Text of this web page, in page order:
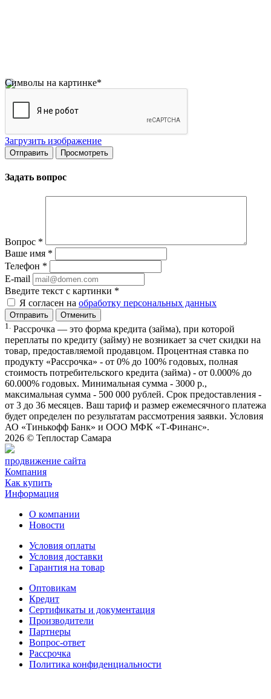
Символы на картинке*
Загрузить изображение
Задать вопрос
Вопрос *
Ваше имя *
Телефон *
E-mail
Введите текст с картинки *
Я согласен на обработку персональных данных
Отменить
1.
Рассрочка — это форма кредита (займа), при которой
переплаты по кредиту (займу) не возникает за счет скидки на
товар, предоставляемой продавцом. Процентная ставка по
продукту «Рассрочка» - от 0% до 100% годовых, полная
стоимость потребительского кредита (займа) - от 0.000% до
60.000% годовых. Минимальная сумма - 3000 р.,
максимальная сумма - 500 000 рублей. Срок предоставления -
от 3 до 36 месяцев. Ваш тариф и размер ежемесячного платежа
будет определен по результатам рассмотрения заявки. Условия
АО «Тинькофф Банк» и ООО МФК «Т-Финанс».
2026 © Теплостар Самара
продвижение сайта
Компания
Как купить
Информация
О компании
Новости
Условия оплаты
Условия доставки
Гарантия на товар
Оптовикам
Кредит
Сертификаты и документация
Производители
Партнеры
Вопрос-ответ
Рассрочка
Политика конфиденциальности